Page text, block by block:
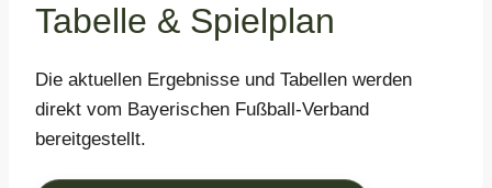
Tabelle & Spielplan
Die aktuellen Ergebnisse und Tabellen werden
direkt vom Bayerischen Fußball-Verband
bereitgestellt.